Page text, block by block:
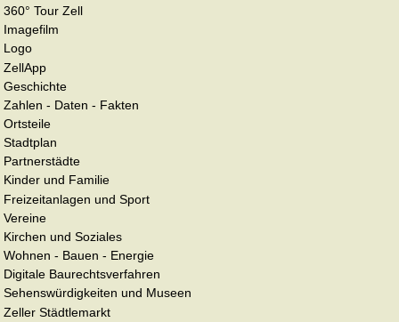
360° Tour Zell
Imagefilm
Logo
ZellApp
Geschichte
Zahlen - Daten - Fakten
Ortsteile
Stadtplan
Partnerstädte
Kinder und Familie
Freizeitanlagen und Sport
Vereine
Kirchen und Soziales
Wohnen - Bauen - Energie
Digitale Baurechtsverfahren
Sehenswürdigkeiten und Museen
Zeller Städtlemarkt